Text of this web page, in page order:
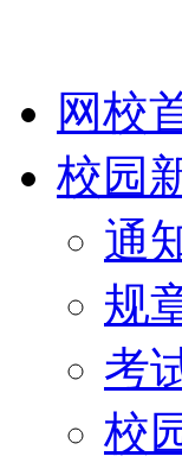
网校
校园
通
规
考
校